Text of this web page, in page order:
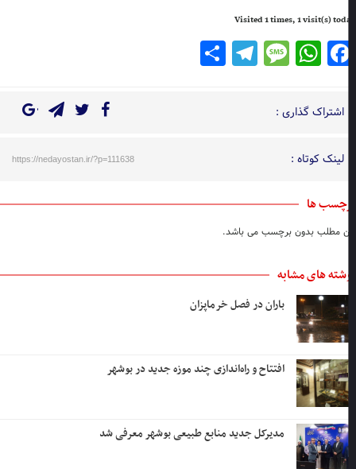
Visited 1 times, 1 visit(s)
Facebook
WhatsApp
Message
Telegram
Share
اشتراک گذاری :
لینک کوتاه : https://nedayostan.ir/?p=111638
ها
مطلب بدون برچسب می باشد.
های مشابه
باران در فصل خرماپزان
افتتاح و راه‌اندازی چند موزه جدید در بوشهر
مدیرکل جدید منابع طبیعی بوشهر معرفی شد